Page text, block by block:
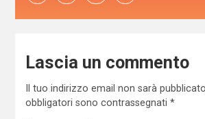
Lascia un commento
Il tuo indirizzo email non sarà
obbligatori sono contrassegnati *